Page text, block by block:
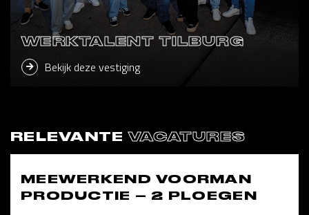
WERKTALENT TILBURG
Bekijk deze vestiging
RELEVANTEVACATURES
MEEWERKEND VOORMAN
PRODUCTIE – 2 PLOEGEN